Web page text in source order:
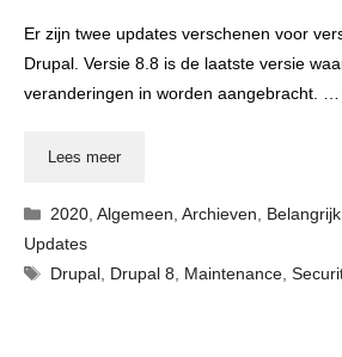
Er zijn twee updates verschenen voor
Drupal. Versie 8.8 is de laatste versie
veranderingen in worden aangebracht. …
Lees meer
Categorieën
2020,Algemeen,Archieven, Belangrijk
Updates
Tags
Drupal, Drupal 8, Maintenance,